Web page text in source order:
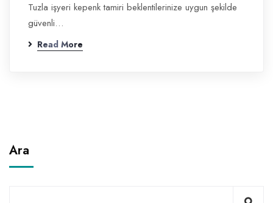
Tuzla işyeri kepenk tamiri beklentilerinize uygun şekilde
güvenli…
Read More
Ara